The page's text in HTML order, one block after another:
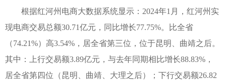
根据红河州电商大数据系统显示：2024年1月，红河州实
现电商交易总额30.71亿元，同比增长77.75%。比全省
（74.21%）高3.54%，居全省第三位，位于昆明、曲靖之后。
其中：上行交易额3.89亿元，与去年同期相比增长88.83%，
居全省第四位（昆明、曲靖、大理之后）；下行交易额26.82